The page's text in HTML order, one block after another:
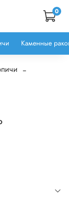
0
Каменные